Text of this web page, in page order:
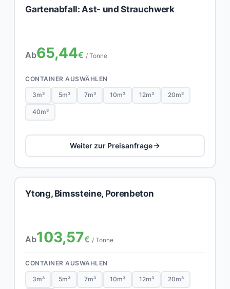
Gartenabfall: Ast- und Strauchwerk
Ab65,44€ / Tonne
CONTAINER AUSWÄHLEN
3m³ 5m³ 7m³ 10m³ 12m³ 20m³
40m³
Weiter zur Preisanfrage
Ytong, Bimssteine, Porenbeton
Ab103,57€ / Tonne
CONTAINER AUSWÄHLEN
3m³ 5m³ 7m³ 10m³ 12m³ 20m³